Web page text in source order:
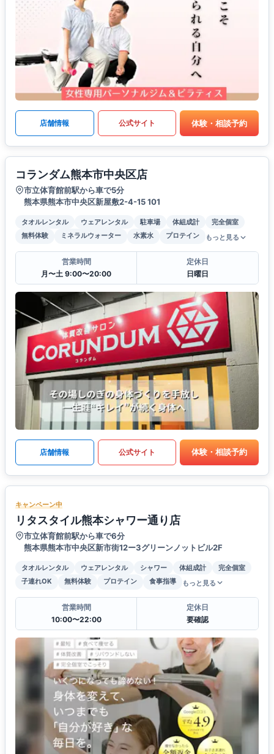
店舗情報 公式サイト 体験・相談予約
コランダム熊本市中央区店
市立体育館前駅から車で5分
熊本県熊本市中央区新屋敷2-4-15 101
タオルレンタル ウェアレンタル 駐車場 体組成計
完全個室
無料体験
ミネラルウォーター 水素水 プロテイン もっと見る
営業時間
月〜土 9:00〜20:00
定休日
日曜日
店舗情報 公式サイト 体験・相談予約
キャンペーン中
リタスタイル熊本シャワー通り店
市立体育館前駅から車で6分
熊本県熊本市中央区新市街12ー3グリーンノットビル2F
タオルレンタル ウェアレンタル シャワー 体組成計
完全個室
子連れOK
無料体験 プロテイン 食事指導 もっと見る
営業時間
10:00〜22:00
定休日
要確認